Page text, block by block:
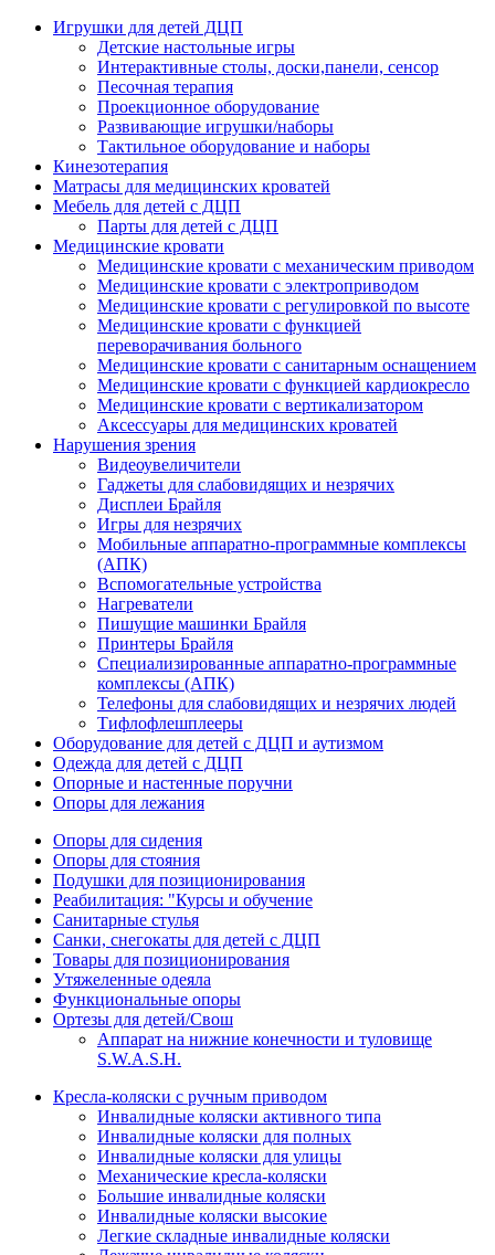
Игрушки для детей ДЦП
Детские настольные игры
Интерактивные столы, доски,панели, сенсор
Песочная терапия
Проекционное оборудование
Развивающие игрушки/наборы
Тактильное оборудование и наборы
Кинезотерапия
Матрасы для медицинских кроватей
Мебель для детей с ДЦП
Парты для детей с ДЦП
Медицинские кровати
Медицинские кровати с механическим приводом
Медицинские кровати с электроприводом
Медицинские кровати с регулировкой по высоте
Медицинские кровати с функцией
переворачивания больного
Медицинские кровати с санитарным оснащением
Медицинские кровати с функцией кардиокресло
Медицинские кровати с вертикализатором
Аксессуары для медицинских кроватей
Нарушения зрения
Видеоувеличители
Гаджеты для слабовидящих и незрячих
Дисплеи Брайля
Игры для незрячих
Мобильные аппаратно-программные комплексы
(АПК)
Вспомогательные устройства
Нагреватели
Пишущие машинки Брайля
Принтеры Брайля
Специализированные аппаратно-программные
комплексы (АПК)
Телефоны для слабовидящих и незрячих людей
Тифлофлешплееры
Оборудование для детей с ДЦП и аутизмом
Одежда для детей с ДЦП
Опорные и настенные поручни
Опоры для лежания
Опоры для сидения
Опоры для стояния
Подушки для позиционирования
Реабилитация: "Курсы и обучение
Санитарные стулья
Санки, снегокаты для детей с ДЦП
Товары для позиционирования
Утяжеленные одеяла
Функциональные опоры
Ортезы для детей/Свош
Аппарат на нижние конечности и туловище
S.W.A.S.H.
Кресла-коляски с ручным приводом
Инвалидные коляски активного типа
Инвалидные коляски для полных
Инвалидные коляски для улицы
Механические кресла-коляски
Большие инвалидные коляски
Инвалидные коляски высокие
Легкие складные инвалидные коляски